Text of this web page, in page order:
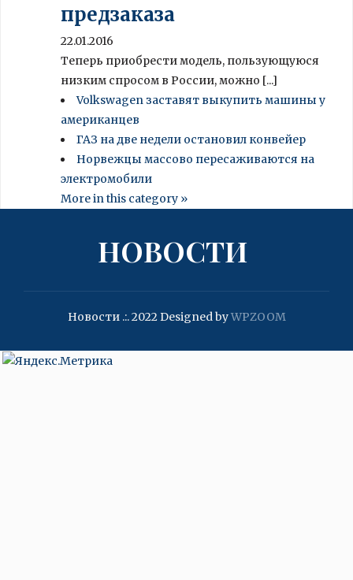
предзаказа
22.01.2016
Теперь приобрести модель, пользующуюся
низким спросом в России, можно [...]
Volkswagen заставят выкупить машины у
американцев
ГАЗ на две недели остановил конвейер
Норвежцы массово пересаживаются на
электромобили
More in this category »
НОВОСТИ
Новости .:. 2022Designed byWPZOOM